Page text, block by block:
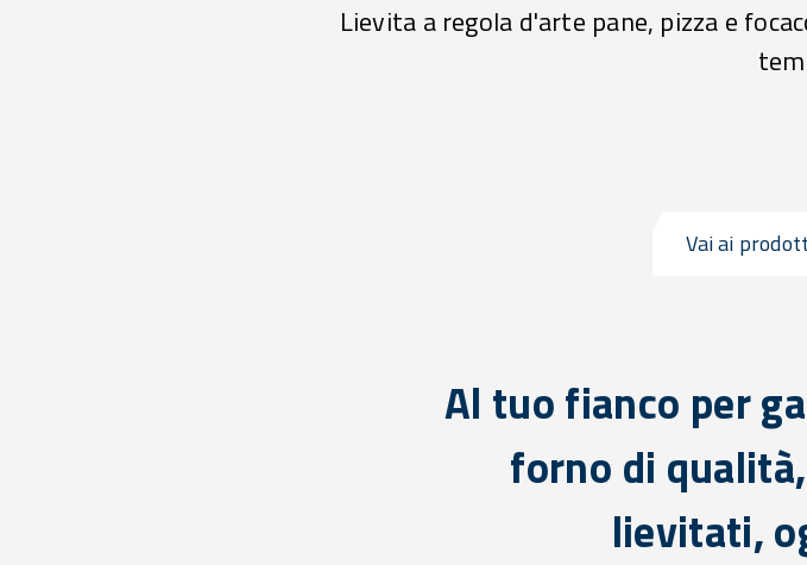
Lievita a regola d'arte pane, pizza e
Vai ai
Al tuo fianco per
forno di
lievitati,